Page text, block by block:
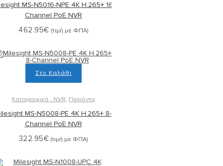
MS-N5016-NPE 4K H.265+ 16-
Channel PoE NVR
462.95€ (τιμή με ΦΠΑ)
Στο Καλάθι
Καταγραφικά - NVR, Προϊόντα
MS-N5008-PE 4K H.265+ 8-
Channel PoE NVR
322.95€ (τιμή με ΦΠΑ)